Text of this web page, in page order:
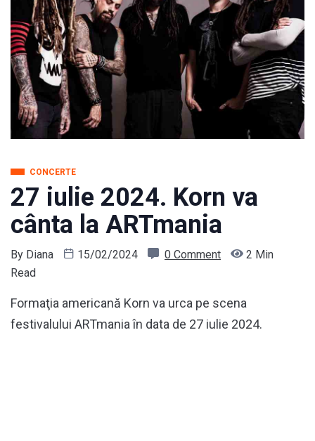
CONCERTE
27 iulie 2024. Korn va
cânta la ARTmania
By Diana 15/02/2024 0 Comment
2 Min
Read
Formaţia americană Korn va urca pe scena
festivalului ARTmania în data de 27 iulie 2024.